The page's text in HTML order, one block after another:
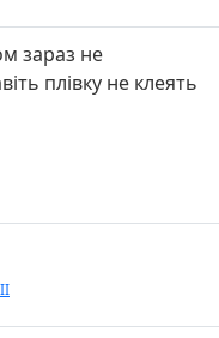
зараз не
плівку не клеять